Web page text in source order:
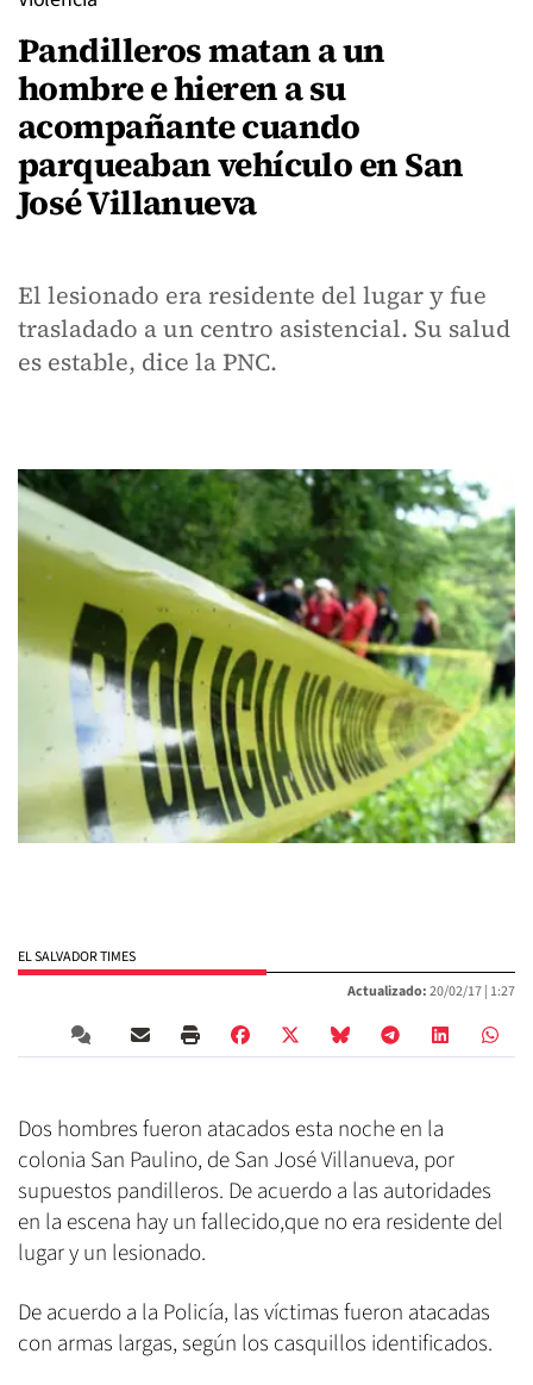
Pandilleros matan a un
hombre e hieren a su
acompañante cuando
parqueaban vehículo en San
José Villanueva
El lesionado era residente del lugar y fue
trasladado a un centro asistencial. Su salud
es estable, dice la PNC.
EL SALVADOR TIMES
Actualizado:20/02/17 | 1:27
Dos hombres fueron atacados esta noche en la
colonia San Paulino, de San José Villanueva, por
supuestos pandilleros. De acuerdo a las autoridades
en la escena hay un fallecido,que no era residente del
lugar y un lesionado.
De acuerdo a la Policía, las víctimas fueron atacadas
con armas largas, según los casquillos identificados.